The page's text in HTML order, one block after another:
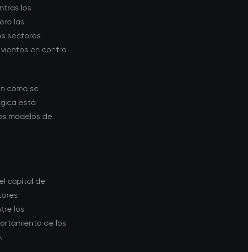
los
las
sectores
en contra
cómo se
está
modelos de
capital de
los
de los